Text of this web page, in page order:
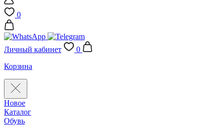
0
Личный кабинет
0
Корзина
Новое
Каталог
Обувь